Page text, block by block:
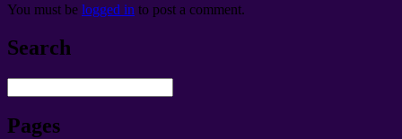
You must be logged in to post a comment.
Search
Pages